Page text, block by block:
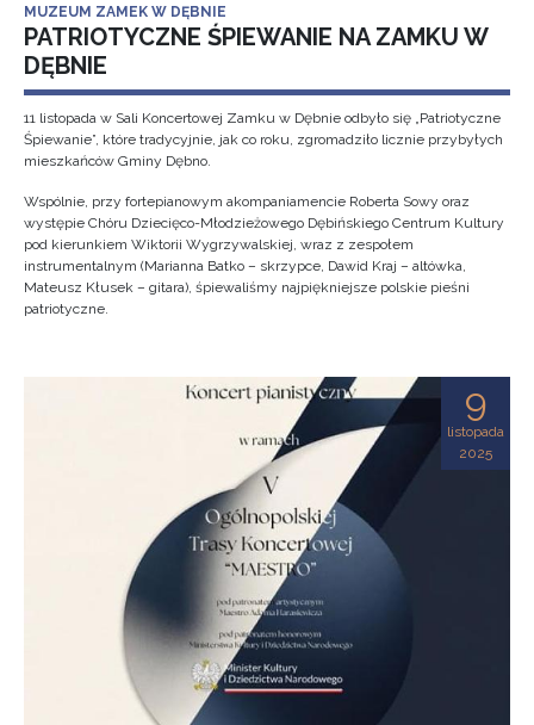
MUZEUM ZAMEK W DĘBNIE
PATRIOTYCZNE ŚPIEWANIE NA ZAMKU W
DĘBNIE
11 listopada w Sali Koncertowej Zamku w Dębnie odbyło się „Patriotyczne
Śpiewanie”, które tradycyjnie, jak co roku, zgromadziło licznie przybyłych
mieszkańców Gminy Dębno.
Wspólnie, przy fortepianowym akompaniamencie Roberta Sowy oraz
występie Chóru Dziecięco-Młodzieżowego Dębińskiego Centrum Kultury
pod kierunkiem Wiktorii Wygrzywalskiej, wraz z zespołem
instrumentalnym (Marianna Batko – skrzypce, Dawid Kraj – altówka,
Mateusz Kłusek – gitara), śpiewaliśmy najpiękniejsze polskie pieśni
patriotyczne.
9
listopada
2025